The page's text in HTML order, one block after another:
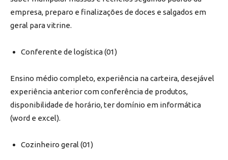
empresa, preparo e finalizações de doces e salgados em
geral para vitrine.
Conferente de logística (01)
Ensino médio completo, experiência na carteira, desejável
experiência anterior com conferência de produtos,
disponibilidade de horário, ter domínio em informática
(word e excel).
Cozinheiro geral (01)